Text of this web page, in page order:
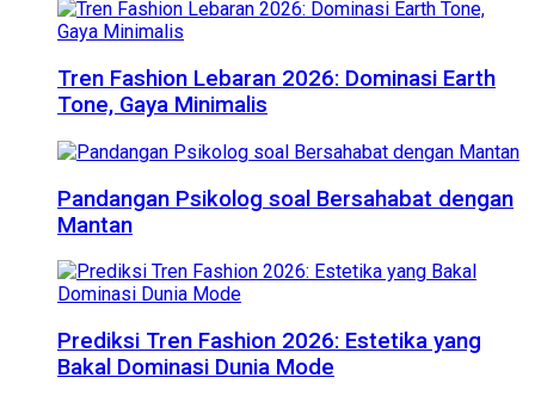
Tren Fashion Lebaran 2026: Dominasi Earth
Tone, Gaya Minimalis
Pandangan Psikolog soal Bersahabat dengan
Mantan
Prediksi Tren Fashion 2026: Estetika yang
Bakal Dominasi Dunia Mode